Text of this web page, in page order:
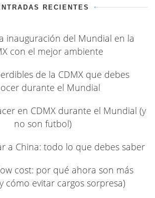
RECIENTES
inauguración del Mundial en la
con el mejor ambiente
de la CDMX que debes
durante el Mundial
en CDMX durante el Mundial (y
no son futbol)
a China: todo lo que debes saber
cost: por qué ahora son más
cómo evitar cargos sorpresa)